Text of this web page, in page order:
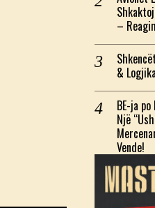
–
&
BE-ja
Një
Vende!